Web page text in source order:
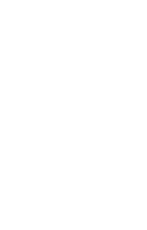
店和購物中心內享受限時